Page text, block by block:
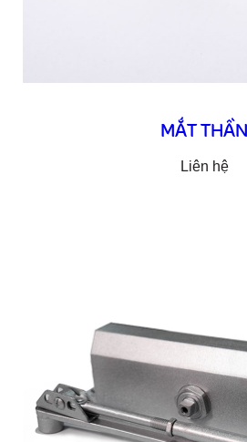
MẮT THẦN
Liên hệ